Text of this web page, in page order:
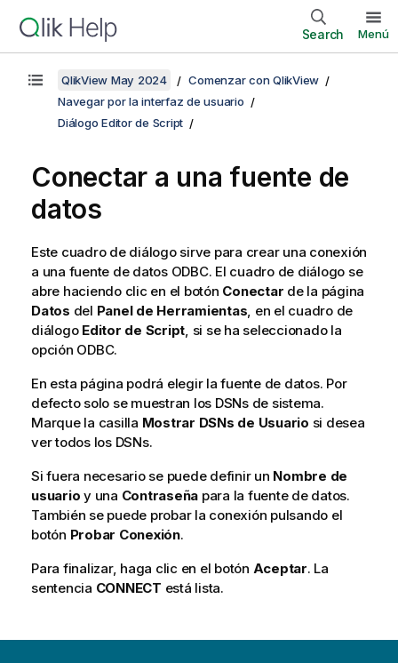
Search Menú
QlikView May 2024
Comenzar con QlikView
Navegar por la interfaz de usuario
Diálogo Editor de Script
Conectar a una fuente de
datos
Este cuadro de diálogo sirve para crear una conexión
a una fuente de datos ODBC. El cuadro de diálogo se
abre haciendo clic en el botón Conectar de la página
Datos del Panel de Herramientas, en el cuadro de
diálogo Editor de Script, si se ha seleccionado la
opción ODBC.
En esta página podrá elegir la fuente de datos. Por
defecto solo se muestran los DSNs de sistema.
Marque la casilla Mostrar DSNs de Usuario si desea
ver todos los DSNs.
Si fuera necesario se puede definir un Nombre de
usuario y una Contraseña para la fuente de datos.
También se puede probar la conexión pulsando el
botón Probar Conexión.
Para finalizar, haga clic en el botón Aceptar. La
sentencia CONNECT está lista.